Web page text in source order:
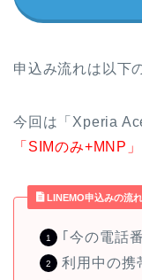
申込み流れは以下
今回は「Xperia
「SIMのみ+MNP
LINEMO申込みの流れ
｢今の電話
利用中の携